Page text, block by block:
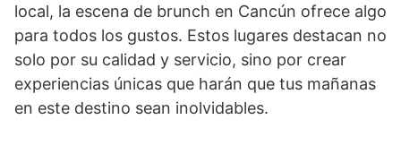
local, la escena de brunch en Cancún ofrece algo
para todos los gustos. Estos lugares destacan no
solo por su calidad y servicio, sino por crear
experiencias únicas que harán que tus mañanas
en este destino sean inolvidables.